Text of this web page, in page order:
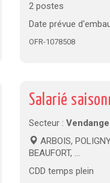
2 postes
Date prévue
OFR-1078508
Salarié
Secteur :
ARBOIS,
BEAUFORT, ...
CDD temps plein